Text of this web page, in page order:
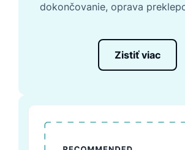
dokončovanie, oprava
Zistiť viac